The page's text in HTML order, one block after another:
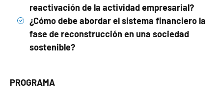
reactivación de la actividad empresarial?
¿Cómo debe abordar el sistema financiero la
fase de reconstrucción en una sociedad
sostenible?
PROGRAMA